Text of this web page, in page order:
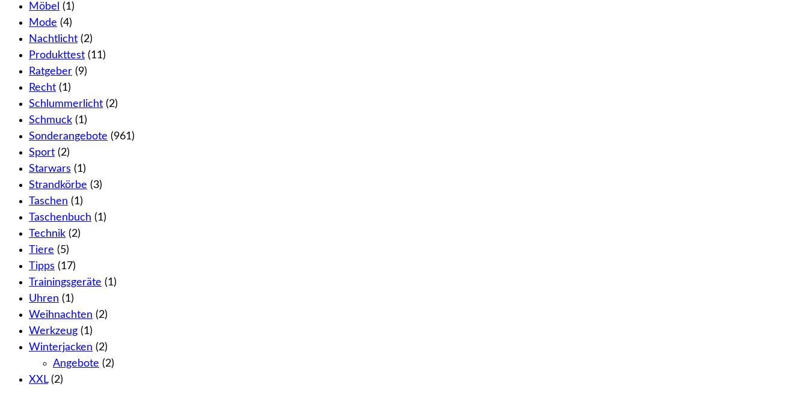
Möbel (1)
Mode (4)
Nachtlicht (2)
Produkttest (11)
Ratgeber (9)
Recht (1)
Schlummerlicht (2)
Schmuck (1)
Sonderangebote (961)
Sport (2)
Starwars (1)
Strandkörbe (3)
Taschen (1)
Taschenbuch (1)
Technik (2)
Tiere (5)
Tipps (17)
Trainingsgeräte (1)
Uhren (1)
Weihnachten (2)
Werkzeug (1)
Winterjacken (2)
Angebote (2)
XXL(2)